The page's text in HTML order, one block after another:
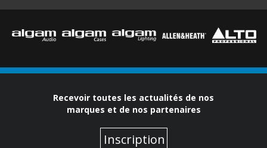
Recevoir toutes les actualités de nos
marques et de nos partenaires
Inscription